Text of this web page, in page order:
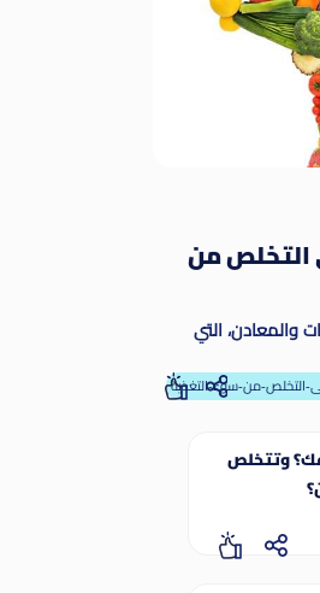
التخلص من
والمعادن، التي
والهرمونات
على نحو ملائم
وتتخلص